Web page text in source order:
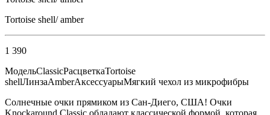
Tortoise shell/ amber
1 390
МодельClassicРасцветкаTortoise
shellЛинзаAmberАксессуарыМягкий чехол из микрофибры
Солнечные очки прямиком из Сан-Диего, США! Очки
Knockaround Classic обладают классической формой, которая